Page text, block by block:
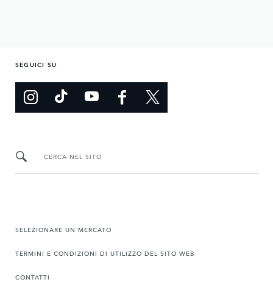
SEGUICI SU
CERCA NEL SITO
SELEZIONARE UN MERCATO
TERMINI E CONDIZIONI DI UTILIZZO DEL SITO WEB
CONTATTI